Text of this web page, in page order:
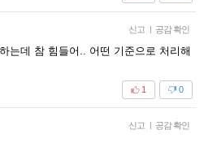
신고 | 공감 확인
는데 참 힘들어.. 어떤 기준으로 처리해
0
1
신고 | 공감 확인